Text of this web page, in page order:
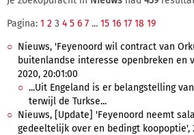
Pagina: 1 2 3 4 5 6 7 ... 15 16 17 18 19
Nieuws, 'Feyenoord wil contract van
buitenlandse interesse openbreken en
2020, 20:01:00
...Uit Engeland is er belangstelling van
terwijl de Turkse...
Nieuws, [Update] 'Feyenoord neemt
gedeeltelijk over en bedingt koopoptie',